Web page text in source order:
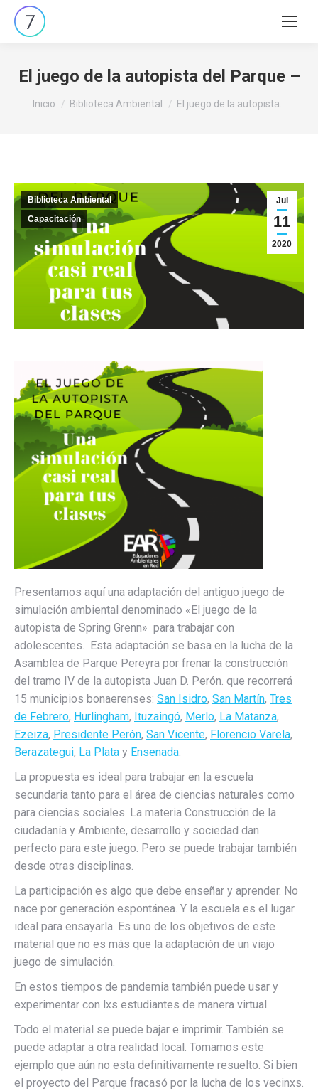
Buscar:
El juego de la autopista del Parque –
Estás aquí:
Inicio Biblioteca Ambiental El juego de la autopista…
Jul
11
2020
Biblioteca Ambiental
Capacitación
Presentamos aquí una adaptación del antiguo juego de
simulación ambiental denominado «El juego de la
autopista de Spring Grenn» para trabajar con
adolescentes. Esta adaptación se basa en la lucha de la
Asamblea de Parque Pereyra por frenar la construcción
del tramo IV de la autopista Juan D. Perón. que recorrerá
15 municipios bonaerenses: San Isidro, San Martín, Tres
de Febrero, Hurlingham, Ituzaingó, Merlo, La Matanza,
Ezeiza, Presidente Perón, San Vicente, Florencio Varela,
Berazategui, La Plata y Ensenada.
La propuesta es ideal para trabajar en la escuela
secundaria tanto para el área de ciencias naturales como
para ciencias sociales. La materia Construcción de la
ciudadanía y Ambiente, desarrollo y sociedad dan
perfecto para este juego. Pero se puede trabajar también
desde otras disciplinas.
La participación es algo que debe enseñar y aprender. No
nace por generación espontánea. Y la escuela es el lugar
ideal para ensayarla. Es uno de los objetivos de este
material que no es más que la adaptación de un viajo
juego de simulación.
En estos tiempos de pandemia también puede usar y
experimentar con lxs estudiantes de manera virtual.
Todo el material se puede bajar e imprimir. También se
puede adaptar a otra realidad local. Tomamos este
ejemplo que aún no esta definitivamente resuelto. Si bien
el proyecto del Parque fracasó por la lucha de los vecinxs.